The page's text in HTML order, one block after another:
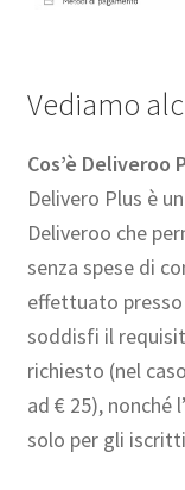
Vediamo
Cos’è Deliveroo
Delivero Plus è
Deliveroo che
senza spese di
effettuato
soddisfi il
richiesto (nel
ad € 25), nonché
solo per gli